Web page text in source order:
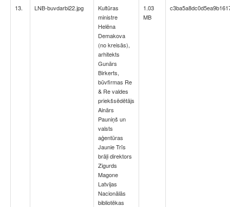
13. LNB-buvdarbi22.jpg
Kultūras
ministre
Helēna
Demakova
(no kreisās),
arhitekts
Gunārs
Birkerts,
būvfirmas Re
& Re valdes
priekšsēdētājs
Ainārs
Pauniņš un
valsts
aģentūras
Jaunie Trīs
brāļi direktors
Zigurds
Magone
Latvijas
Nacionālās
bibliotēkas
1.03
MB